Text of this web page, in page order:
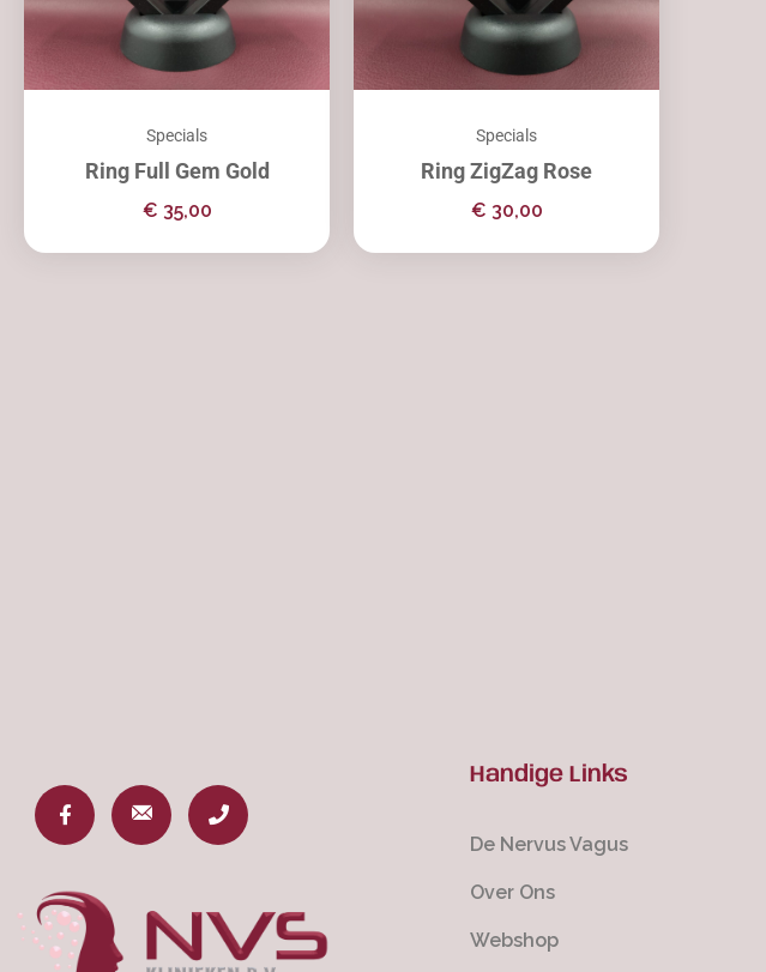
Specials
Ring Full Gem Gold
€ 35,00
Specials
Ring ZigZag Rose
€ 30,00
Handige Links
De Nervus Vagus
Over Ons
Webshop